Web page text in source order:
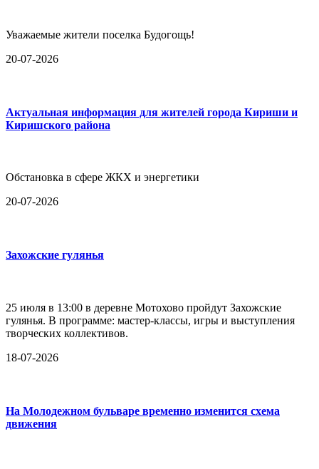
Уважаемые жители поселка Будогощь!
20-07-2026
Актуальная информация для жителей города Кириши и
Киришского района
Обстановка в сфере ЖКХ и энергетики
20-07-2026
Захожские гулянья
25 июля в 13:00 в деревне Мотохово пройдут Захожские
гулянья. В программе: мастер-классы, игры и выступления
творческих коллективов.
18-07-2026
На Молодежном бульваре временно изменится схема
движения